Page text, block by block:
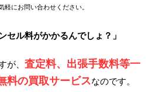
軽にお問い合わせください。
セル料がかかるんでしょ？」
が、 査定料、出張手数料等一
料の買取サービスなのです。